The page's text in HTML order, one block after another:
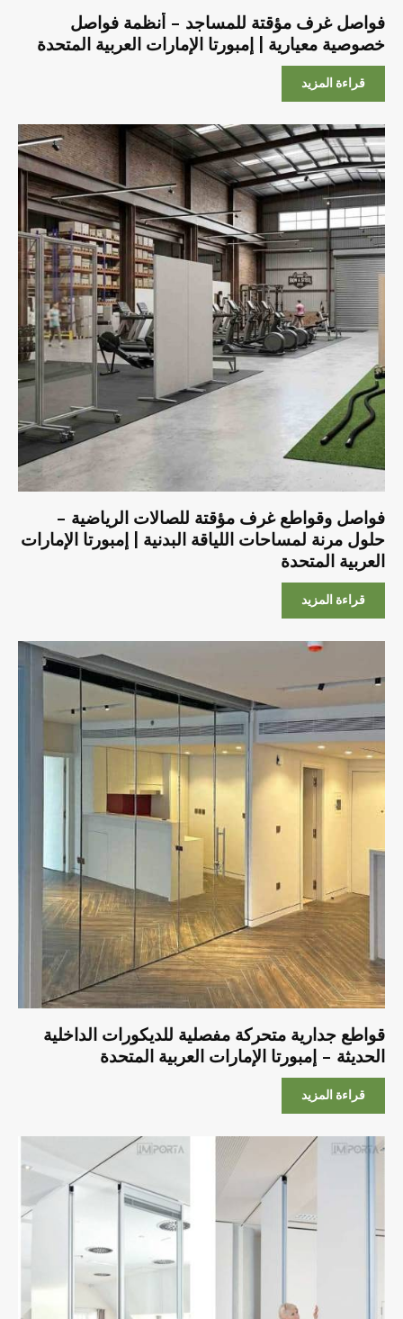
فواصل غرف مؤقتة للمساجد – أنظمة فواصل
خصوصية معيارية | إمبورتا الإمارات العربية المتحدة
قراءة المزيد
فواصل وقواطع غرف مؤقتة للصالات الرياضية –
حلول مرنة لمساحات اللياقة البدنية | إمبورتا الإمارات
العربية المتحدة
قراءة المزيد
قواطع جدارية متحركة مفصلية للديكورات الداخلية
الحديثة – إمبورتا الإمارات العربية المتحدة
قراءة المزيد